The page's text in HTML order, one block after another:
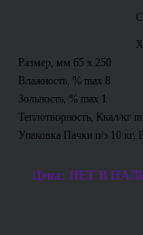
Размер, мм 65 х 250
Влажность, % max 8
Зольность, % max 1
Теплотворность, Ккал/кг
Упаковка Пачки п/э 10 кг.
Цена: НЕТ В